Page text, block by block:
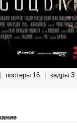
постеры 16 кадры 3